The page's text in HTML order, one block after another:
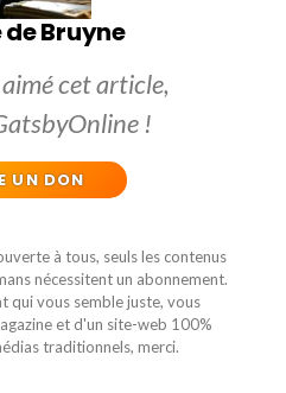
Bruyne
cet article,
!
UN DON
à tous, seuls les contenus
nécessitent un abonnement.
qui vous semble juste, vous
et d'un site-web 100%
traditionnels, merci.